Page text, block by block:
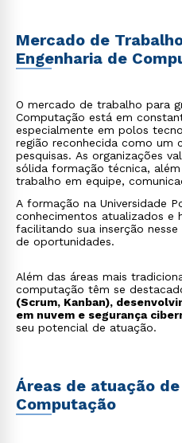
Mercado de
Engenharia de
O mercado de trabalho para
Computação está em
especialmente em polos
região reconhecida como um
pesquisas. As organizações
sólida formação técnica,
trabalho em equipe,
A formação na Universidade
conhecimentos atualizados e
facilitando sua inserção
de oportunidades.
Além das áreas mais
computação têm se
(Scrum, Kanban),
em nuvem e segurança
seu potencial de atuação.
Áreas de atuação
Computação